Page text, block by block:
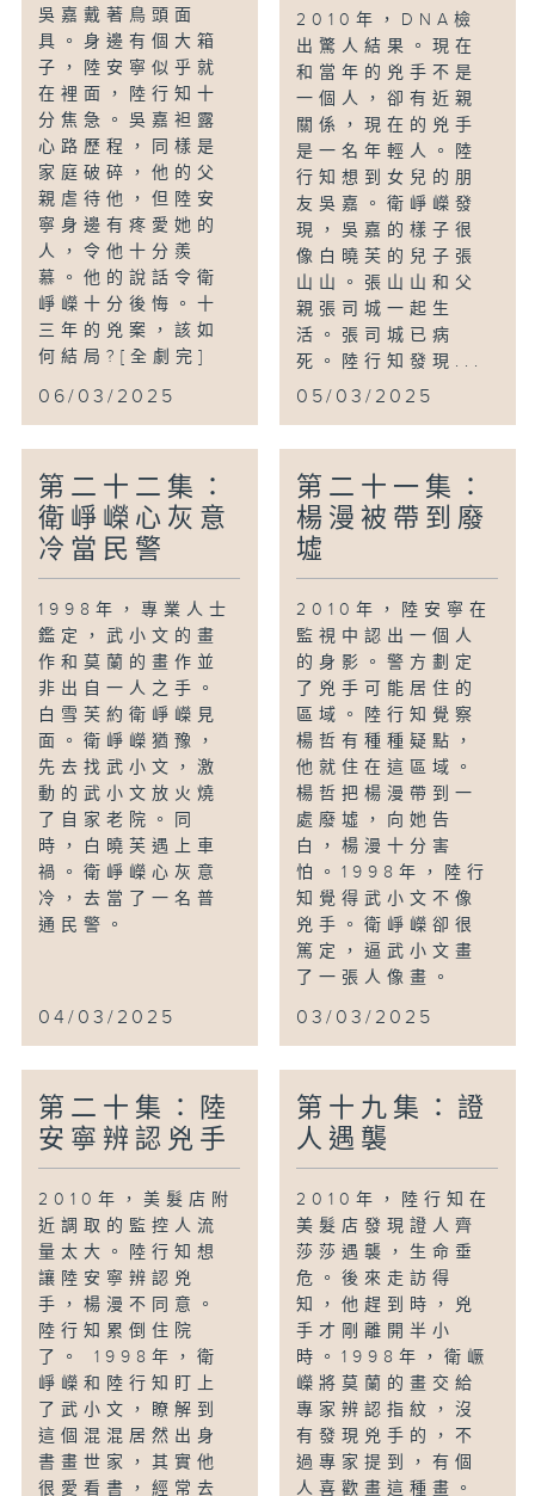
吳嘉戴著鳥頭面
具。身邊有個大箱
子，陸安寧似乎就
在裡面，陸行知十
分焦急。吳嘉袒露
心路歷程，同樣是
家庭破碎，他的父
親虐待他，但陸安
寧身邊有疼愛她的
人，令他十分羨
慕。他的說話令衛
崢嶸十分後悔。十
三年的兇案，該如
何結局?[全劇完]
06/03/2025
2010年，DNA檢
出驚人結果。現在
和當年的兇手不是
一個人，卻有近親
關係，現在的兇手
是一名年輕人。陸
行知想到女兒的朋
友吳嘉。衛崢嶸發
現，吳嘉的樣子很
像白曉芙的兒子張
山山。張山山和父
親張司城一起生
活。張司城已病
死。陸行知發現...
05/03/2025
第二十二集：
衛崢嶸心灰意
冷當民警
1998年，專業人士
鑑定，武小文的畫
作和莫蘭的畫作並
非出自一人之手。
白雪芙約衛崢嶸見
面。衛崢嶸猶豫，
先去找武小文，激
動的武小文放火燒
了自家老院。同
時，白曉芙遇上車
禍。衛崢嶸心灰意
冷，去當了一名普
通民警。
04/03/2025
第二十一集：
楊漫被帶到廢
墟
2010年，陸安寧在
監視中認出一個人
的身影。警方劃定
了兇手可能居住的
區域。陸行知覺察
楊哲有種種疑點，
他就住在這區域。
楊哲把楊漫帶到一
處廢墟，向她告
白，楊漫十分害
怕。1998年，陸行
知覺得武小文不像
兇手。衛崢嶸卻很
篤定，逼武小文畫
了一張人像畫。
03/03/2025
第二十集：陸
安寧辨認兇手
2010年，美髮店附
近調取的監控人流
量太大。陸行知想
讓陸安寧辨認兇
手，楊漫不同意。
陸行知累倒住院
了。 1998年，衛
崢嶸和陸行知盯上
了武小文，瞭解到
這個混混居然出身
書畫世家，其實他
很愛看書，經常去
第十九集：證
人遇襲
2010年，陸行知在
美髮店發現證人齊
莎莎遇襲，生命垂
危。後來走訪得
知，他趕到時，兇
手才剛離開半小
時。1998年，衛嶥
嶸將莫蘭的畫交給
專家辨認指紋，沒
有發現兇手的，不
過專家提到，有個
人喜歡畫這種畫。